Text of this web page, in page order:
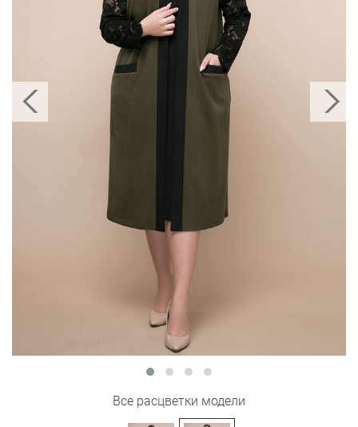
Все расцветки модели